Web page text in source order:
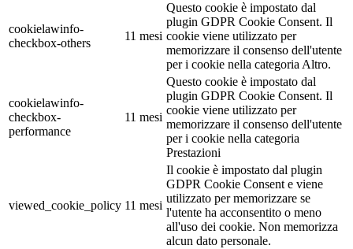
cookielawinfo-
checkbox-others
11 mesi
Questo cookie è impostato dal
plugin GDPR Cookie Consent. Il
cookie viene utilizzato per
memorizzare il consenso dell'utente
per i cookie nella categoria Altro.
cookielawinfo-
checkbox-
performance
11 mesi
Questo cookie è impostato dal
plugin GDPR Cookie Consent. Il
cookie viene utilizzato per
memorizzare il consenso dell'utente
per i cookie nella categoria
Prestazioni
viewed_cookie_policy 11 mesi
Il cookie è impostato dal plugin
GDPR Cookie Consent e viene
utilizzato per memorizzare se
l'utente ha acconsentito o meno
all'uso dei cookie. Non memorizza
alcun dato personale.